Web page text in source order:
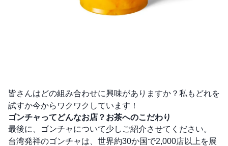
皆さんはどの組み合わせに興味がありますか？私もどれを
試すか今からワクワクしています！
ゴンチャってどんなお店？お茶へのこだわり
最後に、ゴンチャについて少しご紹介させてください。
台湾発祥のゴンチャは、世界約30か国で2,000店以上を展